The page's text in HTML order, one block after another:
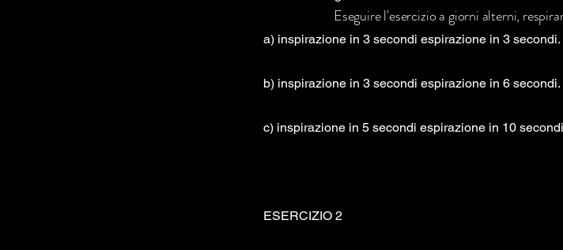
a) inspirazione in 3 secondi espirazione in 3 secondi.
b) inspirazione in 3 secondi espirazione in 6 secondi.
c) inspirazione in 5 secondi espirazione in 10
ESERCIZIO 2
Eseguire l'esercizio a giorni alterni,